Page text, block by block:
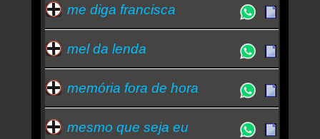
me diga francisca
mel da lenda
memória fora de hora
mesmo que seja eu